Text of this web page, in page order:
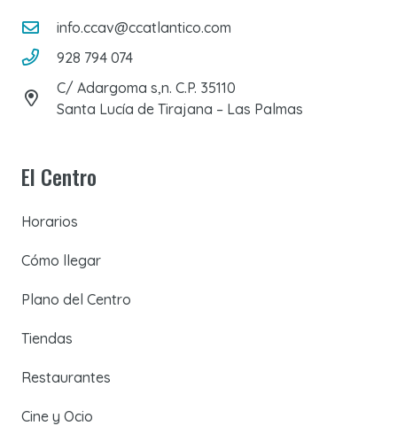
info.ccav@ccatlantico.com
928 794 074
C/ Adargoma s,n. C.P. 35110
Santa Lucía de Tirajana – Las Palmas
El Centro
Horarios
Cómo llegar
Plano del Centro
Tiendas
Restaurantes
Cine y Ocio